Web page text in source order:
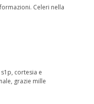
Celeri nella
cortesia e
grazie mille